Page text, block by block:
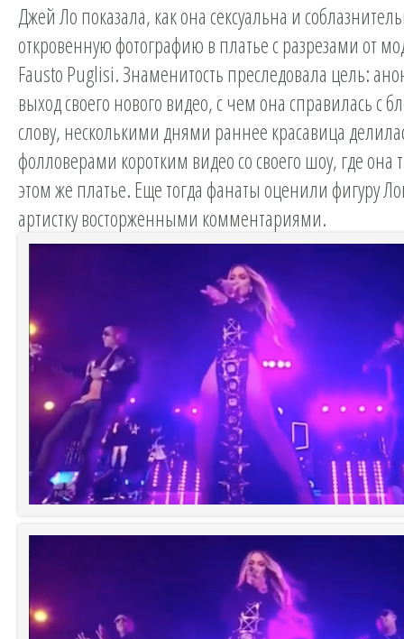
Джей Ло показала, как она сексуальна и
откровенную фотографию в платье с разрезами от
Fausto Puglisi. Знаменитость преследовала цель:
выход своего нового видео, с чем она справилась с
слову, несколькими днями раннее красавица
фолловерами коротким видео со своего шоу, где она
этом же платье. Еще тогда фанаты оценили фигуру
артистку восторженными комментариями.